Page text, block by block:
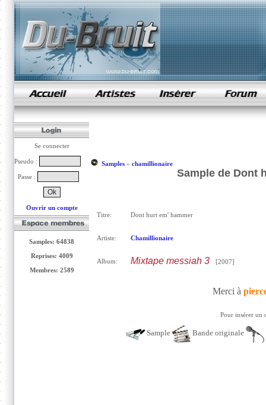
samples de rap
Se connecter
Pseudo :
Passe :
Ouvrir un compte
Samples: 64838
Reprises: 4009
Membres: 2589
Samples» chamillionaire
Sample de Dont
Titre: Dont hurt em' hammer
Artiste: Chamillionaire
Album: Mixtape messiah 3 [2007]
Merci à
Pour insérer un
Sample Bande originale